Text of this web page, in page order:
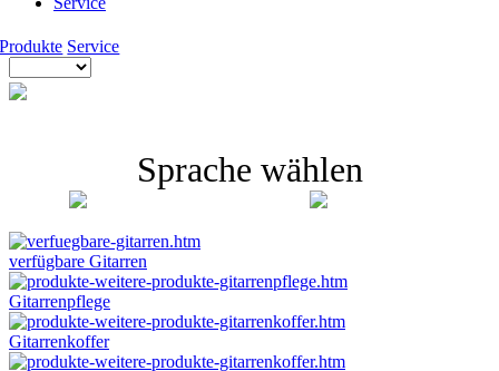
Produkte Service
Sprache wählen
verfügbare Gitarren
Gitarrenpflege
Gitarrenkoffer